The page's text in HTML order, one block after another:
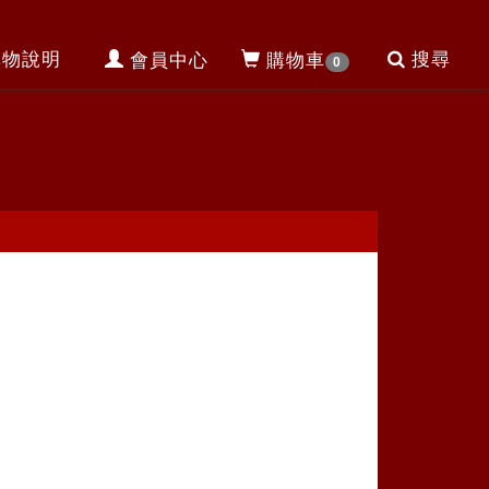
會員中心 購物車 0 搜尋
說明